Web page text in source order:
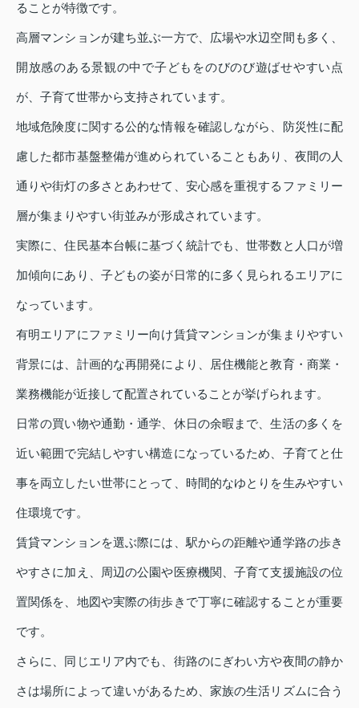
ることが特徴です。
高層マンションが建ち並ぶ一方で、広場や水辺空間も多く、
開放感のある景観の中で子どもをのびのび遊ばせやすい点
が、子育て世帯から支持されています。
地域危険度に関する公的な情報を確認しながら、防災性に配
慮した都市基盤整備が進められていることもあり、夜間の人
通りや街灯の多さとあわせて、安心感を重視するファミリー
層が集まりやすい街並みが形成されています。
実際に、住民基本台帳に基づく統計でも、世帯数と人口が増
加傾向にあり、子どもの姿が日常的に多く見られるエリアに
なっています。
有明エリアにファミリー向け賃貸マンションが集まりやすい
背景には、計画的な再開発により、居住機能と教育・商業・
業務機能が近接して配置されていることが挙げられます。
日常の買い物や通勤・通学、休日の余暇まで、生活の多くを
近い範囲で完結しやすい構造になっているため、子育てと仕
事を両立したい世帯にとって、時間的なゆとりを生みやすい
住環境です。
賃貸マンションを選ぶ際には、駅からの距離や通学路の歩き
やすさに加え、周辺の公園や医療機関、子育て支援施設の位
置関係を、地図や実際の街歩きで丁寧に確認することが重要
です。
さらに、同じエリア内でも、街路のにぎわい方や夜間の静か
さは場所によって違いがあるため、家族の生活リズムに合う